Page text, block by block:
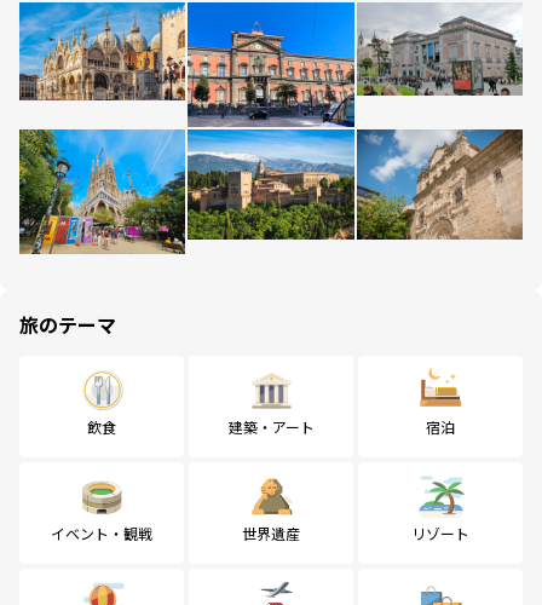
旅のテーマ
飲食 建築・アート 宿泊
イベント・観戦 世界遺産 リゾート